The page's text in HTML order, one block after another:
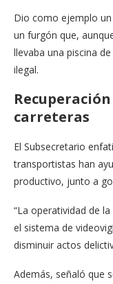
Dio como ejemplo
un furgón que,
llevaba una piscina
ilegal.
carreteras
El Subsecretario
transportistas han
productivo, junto a
“La operatividad de
el sistema de
disminuir actos
Además, señaló que